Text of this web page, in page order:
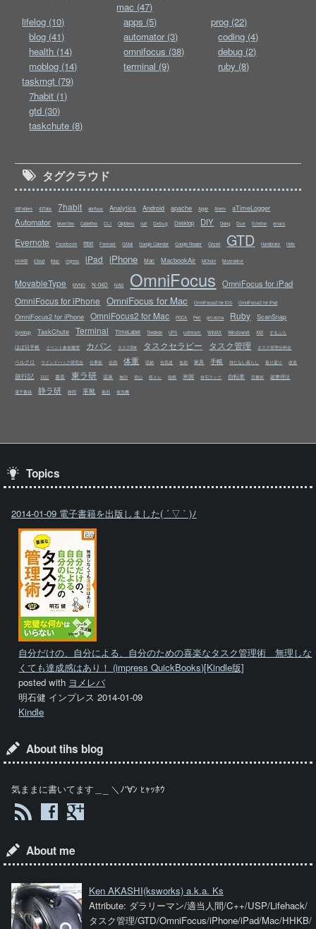
lifelog (10)
blog (41)
health (14)
moblog (14)
mac (47)
apps (5)
automator (3)
omnifocus (38)
terminal (9)
prog (22)
coding (4)
debug (2)
ruby (8)
taskmgt (79)
7habit (1)
gtd (30)
taskchute (8)
タグクラウド
43Folders 43Tabs 7habit abrAsus Analytics Android apache Apple Aterm aTimeLogger
Automator bison/flex CableBox CLI ClipMenu curl Debug Desktop DIY Doing Due Echofon emacs
Evernote Facebook fitbit Forecast GMail Google Calendar Google Reader Growl GTD Handbrake Helix
HHKB iCloud iMac Ingress iPad iPhone Mac MacbookAir MChute Moleskine
MovableType MVNO N-04D NAS OmniFocus OmniFocus for iPad
OmniFocus for iPhone OmniFocus for Mac OmniFocus2 for iOS OmniFocus2 for iPad
OmniFocus2 for iPhone OmniFocus2 for Mac PDCA Perl prc-ecma Ruby ScanSnap
Synology TaskChute Terminal TimeLabel Toodledo UPS ustream WiMAX Windows8 X60 するぷろ
ほぼ日手帳 イベント参加履歴 カバン タスクBar タスクセラピー タスク管理 タスク管理分科会
ベルクロ マインドハック研究会 仕事術 企画 体重 収納 合気道 名刺 家具 手帳 持たない暮らし 振り返り 改造
旅行記 日記 書斎 東ラ研 温泉 無印 登山 筋トレ 箱根 米国 自宅ラック 自転車 読書術 超整理法
電子書籍 静ラ研 静岡 革靴 風邪 食洗機
Topics
2014-01-09 電子書籍を出版しました( ´ ▽ ` )ﾉ
自分だけの、自分による、自分のための喜楽なタスク管理術 無理しな
くても達成感はあり！ (impress QuickBooks)[Kindle版]
posted with ヨメレバ
明石健 インプレス 2014-01-09
Kindle
About tihs blog
気ままに書いてます＿_ ＼ﾉ'∀ﾝ ﾋｬｯﾎｳ
About me
Ken AKASHI(ksworks) a.k.a. Ks
Attribute: ダラリーマン/適当人間/C++/USP/Lifehack/
タスク管理/GTD/OmniFocus/iPhone/iPad/Mac/HHKB/